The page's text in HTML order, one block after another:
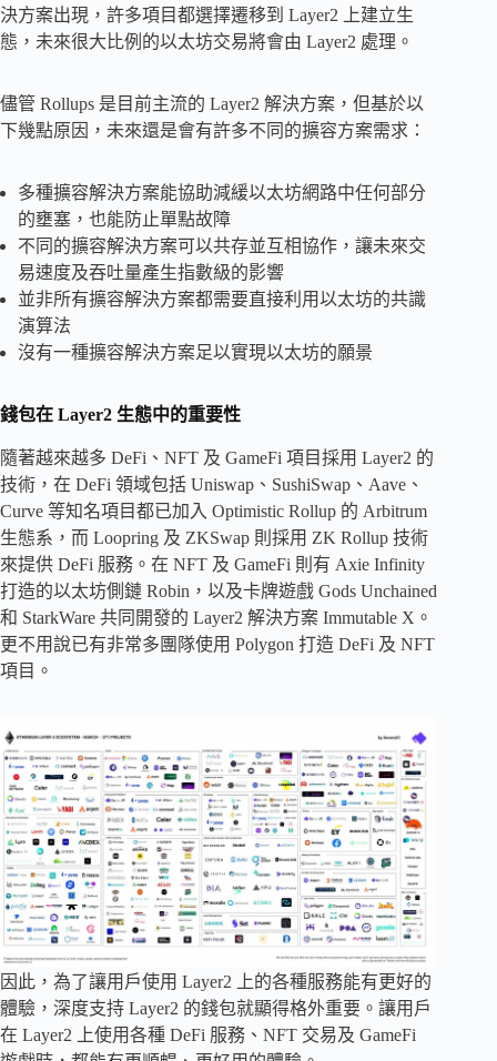
決方案出現，許多項目都選擇遷移到 Layer2 上建立生
態，未來很大比例的以太坊交易將會由 Layer2 處理。
儘管 Rollups 是目前主流的 Layer2 解決方案，但基於以
下幾點原因，未來還是會有許多不同的擴容方案需求：
多種擴容解決方案能協助減緩以太坊網路中任何部分
的壅塞，也能防止單點故障
不同的擴容解決方案可以共存並互相協作，讓未來交
易速度及吞吐量產生指數級的影響
並非所有擴容解決方案都需要直接利用以太坊的共識
演算法
沒有一種擴容解決方案足以實現以太坊的願景
錢包在 Layer2 生態中的重要性
隨著越來越多 DeFi、NFT 及 GameFi 項目採用 Layer2 的
技術，在 DeFi 領域包括 Uniswap、SushiSwap、Aave、
Curve 等知名項目都已加入 Optimistic Rollup 的 Arbitrum
生態系，而 Loopring 及 ZKSwap 則採用 ZK Rollup 技術
來提供 DeFi 服務。在 NFT 及 GameFi 則有 Axie Infinity
打造的以太坊側鏈 Robin，以及卡牌遊戲 Gods Unchained
和 StarkWare 共同開發的 Layer2 解決方案 Immutable X。
更不用說已有非常多團隊使用 Polygon 打造 DeFi 及 NFT
項目。
因此，為了讓用戶使用 Layer2 上的各種服務能有更好的
體驗，深度支持 Layer2 的錢包就顯得格外重要。讓用戶
在 Layer2 上使用各種 DeFi 服務、NFT 交易及 GameFi